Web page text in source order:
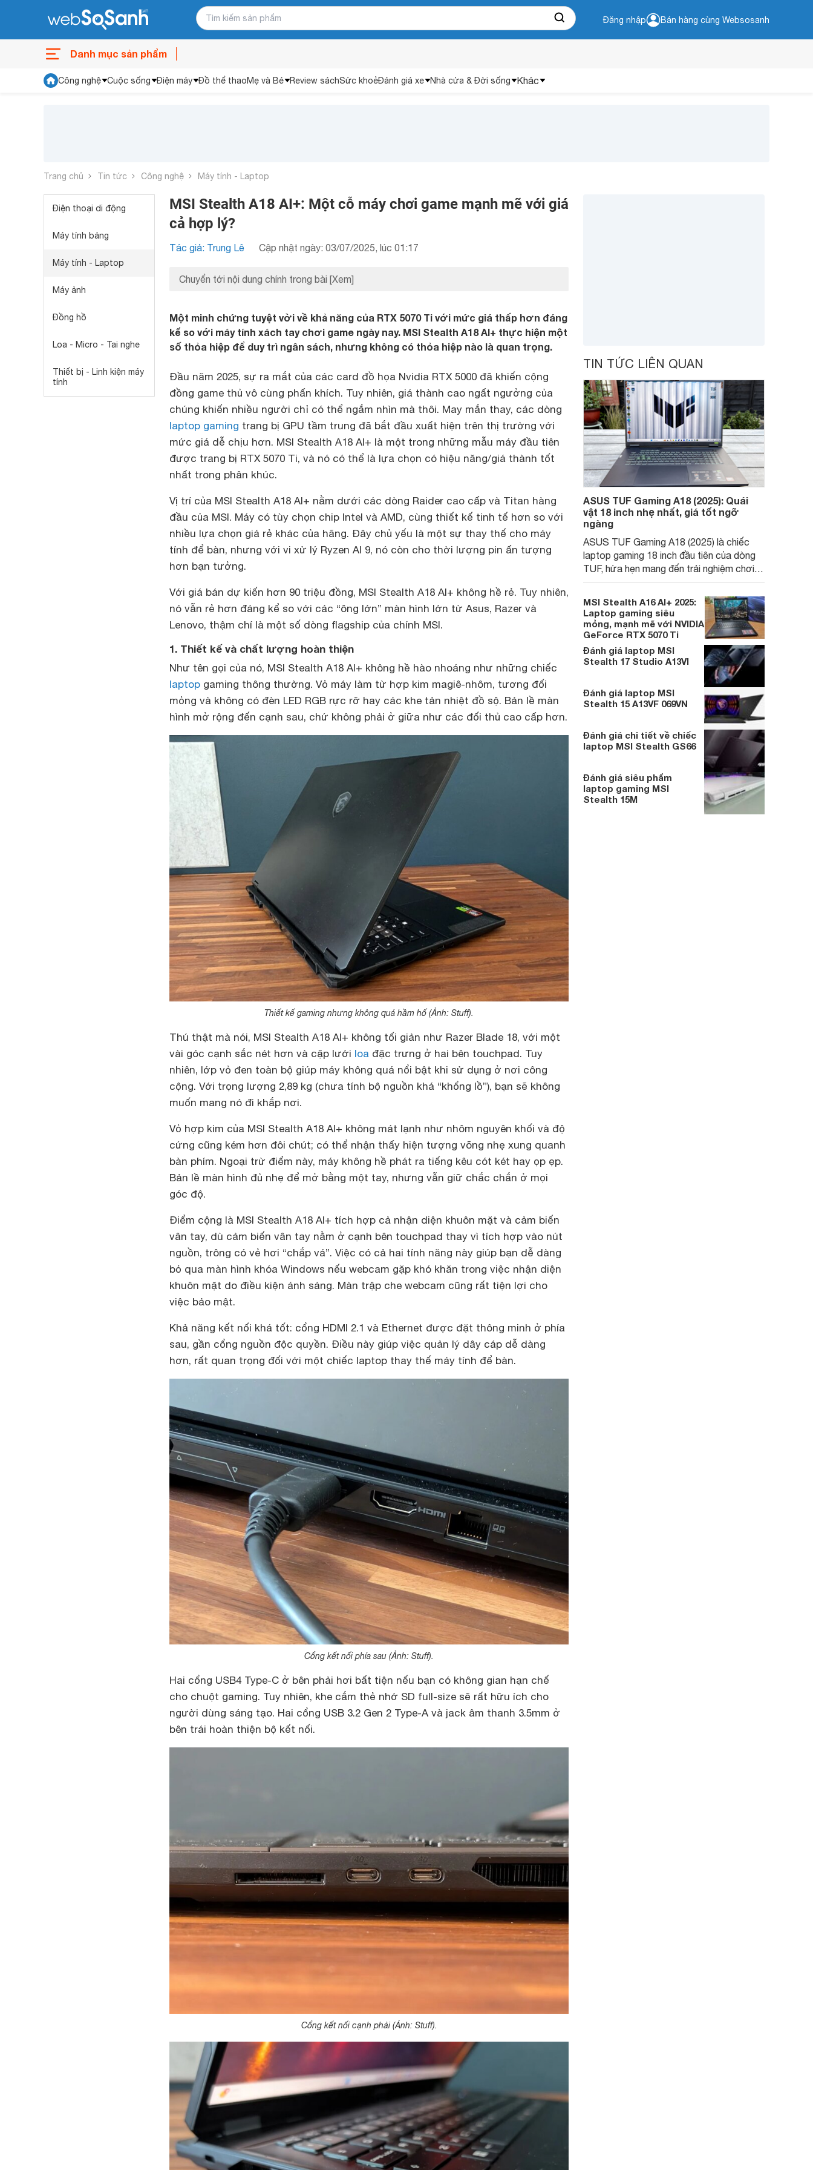
Đăng nhập Bán hàng cùng Websosanh
Danh mục sản phẩm
Công nghệ Cuộc sống Điện máy Đồ thể thaoMẹ và Bé Review sáchSức khoẻĐánh giá xe Nhà cửa & Đời sống Khác
Trang chủ Tin tức Công nghệ Máy tính - Laptop
Điện thoại di động
Máy tính bảng
Máy tính - Laptop
Máy ảnh
Đồng hồ
Loa - Micro - Tai nghe
Thiết bị - Linh kiện máy
tính
MSI Stealth A18 AI+: Một cỗ máy chơi game mạnh mẽ với giá
cả hợp lý?
Tác giả: Trung Lê Cập nhật ngày: 03/07/2025, lúc 01:17
Chuyển tới nội dung chính trong bài [Xem]
Một minh chứng tuyệt vời về khả năng của RTX 5070 Ti với mức giá thấp hơn đáng
kể so với máy tính xách tay chơi game ngày nay. MSI Stealth A18 AI+ thực hiện một
số thỏa hiệp để duy trì ngân sách, nhưng không có thỏa hiệp nào là quan trọng.
Đầu năm 2025, sự ra mắt của các card đồ họa Nvidia RTX 5000 đã khiến cộng
đồng game thủ vô cùng phấn khích. Tuy nhiên, giá thành cao ngất ngưởng của
chúng khiến nhiều người chỉ có thể ngắm nhìn mà thôi. May mắn thay, các dòng
laptop gaming trang bị GPU tầm trung đã bắt đầu xuất hiện trên thị trường với
mức giá dễ chịu hơn. MSI Stealth A18 AI+ là một trong những mẫu máy đầu tiên
được trang bị RTX 5070 Ti, và nó có thể là lựa chọn có hiệu năng/giá thành tốt
nhất trong phân khúc.
Vị trí của MSI Stealth A18 AI+ nằm dưới các dòng Raider cao cấp và Titan hàng
đầu của MSI. Máy có tùy chọn chip Intel và AMD, cùng thiết kế tinh tế hơn so với
nhiều lựa chọn giá rẻ khác của hãng. Đây chủ yếu là một sự thay thế cho máy
tính để bàn, nhưng với vi xử lý Ryzen AI 9, nó còn cho thời lượng pin ấn tượng
hơn bạn tưởng.
Với giá bán dự kiến hơn 90 triệu đồng, MSI Stealth A18 AI+ không hề rẻ. Tuy nhiên,
nó vẫn rẻ hơn đáng kể so với các “ông lớn” màn hình lớn từ Asus, Razer và
Lenovo, thậm chí là một số dòng flagship của chính MSI.
1. Thiết kế và chất lượng hoàn thiện
Như tên gọi của nó, MSI Stealth A18 AI+ không hề hào nhoáng như những chiếc
laptop gaming thông thường. Vỏ máy làm từ hợp kim magiê-nhôm, tương đối
mỏng và không có đèn LED RGB rực rỡ hay các khe tản nhiệt đồ sộ. Bản lề màn
hình mở rộng đến cạnh sau, chứ không phải ở giữa như các đối thủ cao cấp hơn.
Thiết kế gaming nhưng không quá hầm hố (Ảnh: Stuff).
Thú thật mà nói, MSI Stealth A18 AI+ không tối giản như Razer Blade 18, với một
vài góc cạnh sắc nét hơn và cặp lưới loa đặc trưng ở hai bên touchpad. Tuy
nhiên, lớp vỏ đen toàn bộ giúp máy không quá nổi bật khi sử dụng ở nơi công
cộng. Với trọng lượng 2,89 kg (chưa tính bộ nguồn khá “khổng lồ”), bạn sẽ không
muốn mang nó đi khắp nơi.
Vỏ hợp kim của MSI Stealth A18 AI+ không mát lạnh như nhôm nguyên khối và độ
cứng cũng kém hơn đôi chút; có thể nhận thấy hiện tượng võng nhẹ xung quanh
bàn phím. Ngoại trừ điểm này, máy không hề phát ra tiếng kêu cót két hay ọp ẹp.
Bản lề màn hình đủ nhẹ để mở bằng một tay, nhưng vẫn giữ chắc chắn ở mọi
góc độ.
Điểm cộng là MSI Stealth A18 AI+ tích hợp cả nhận diện khuôn mặt và cảm biến
vân tay, dù cảm biến vân tay nằm ở cạnh bên touchpad thay vì tích hợp vào nút
nguồn, trông có vẻ hơi “chắp vá”. Việc có cả hai tính năng này giúp bạn dễ dàng
bỏ qua màn hình khóa Windows nếu webcam gặp khó khăn trong việc nhận diện
khuôn mặt do điều kiện ánh sáng. Màn trập che webcam cũng rất tiện lợi cho
việc bảo mật.
Khả năng kết nối khá tốt: cổng HDMI 2.1 và Ethernet được đặt thông minh ở phía
sau, gần cổng nguồn độc quyền. Điều này giúp việc quản lý dây cáp dễ dàng
hơn, rất quan trọng đối với một chiếc laptop thay thế máy tính để bàn.
Cổng kết nối phía sau (Ảnh: Stuff).
Hai cổng USB4 Type-C ở bên phải hơi bất tiện nếu bạn có không gian hạn chế
cho chuột gaming. Tuy nhiên, khe cắm thẻ nhớ SD full-size sẽ rất hữu ích cho
người dùng sáng tạo. Hai cổng USB 3.2 Gen 2 Type-A và jack âm thanh 3.5mm ở
bên trái hoàn thiện bộ kết nối.
Cổng kết nối cạnh phải (Ảnh: Stuff).
TIN TỨC LIÊN QUAN
ASUS TUF Gaming A18 (2025): Quái
vật 18 inch nhẹ nhất, giá tốt ngỡ
ngàng
ASUS TUF Gaming A18 (2025) là chiếc
laptop gaming 18 inch đầu tiên của dòng
TUF, hứa hẹn mang đến trải nghiệm chơi
game đỉnh cao trên màn hình lớn với mức
giá cực kỳ cạnh tranh, phá vỡ rào cản "xa
xỉ" của những cỗ máy gaming 18 inch
trước đây.
MSI Stealth A16 AI+ 2025:
Laptop gaming siêu
mỏng, mạnh mẽ với NVIDIA
GeForce RTX 5070 Ti
Đánh giá laptop MSI
Stealth 17 Studio A13VI
Đánh giá laptop MSI
Stealth 15 A13VF 069VN
Đánh giá chi tiết về chiếc
laptop MSI Stealth GS66
Đánh giá siêu phẩm
laptop gaming MSI
Stealth 15M